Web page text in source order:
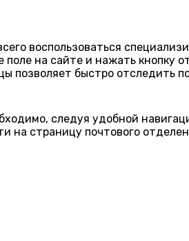
воспользоваться
на сайте и нажать кнопку
позволяет быстро отследить
следуя удобной
страницу почтового